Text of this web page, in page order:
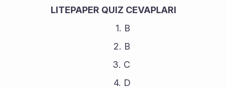
LITEPAPER QUIZ CEVAPLARI
B
B
C
D